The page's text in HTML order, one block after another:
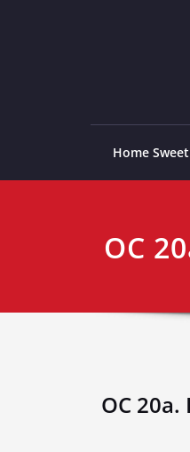
Home
OC
OC